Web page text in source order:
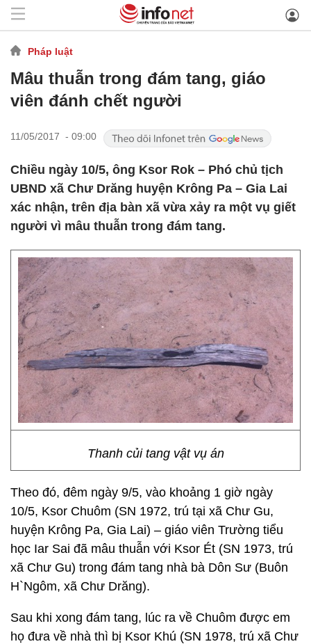
Pháp luật
Mâu thuẫn trong đám tang, giáo
viên đánh chết người
11/05/2017 - 09:00
Chiều ngày 10/5, ông Ksor Rok – Phó chủ tịch
UBND xã Chư Drăng huyện Krông Pa – Gia Lai
xác nhận, trên địa bàn xã vừa xảy ra một vụ giết
người vì mâu thuẫn trong đám tang.
Thanh củi tang vật vụ án
Theo đó, đêm ngày 9/5, vào khoảng 1 giờ ngày
10/5, Ksor Chuôm (SN 1972, trú tại xã Chư Gu,
huyện Krông Pa, Gia Lai) – giáo viên Trường tiểu
học Iar Sai đã mâu thuẫn với Ksor Ét (SN 1973, trú
xã Chư Gu) trong đám tang nhà bà Dôn Sư (Buôn
H`Ngôm, xã Chư Drăng).
Sau khi xong đám tang, lúc ra về Chuôm được em
họ đưa về nhà thì bị Ksor Khú (SN 1978, trú xã Chư